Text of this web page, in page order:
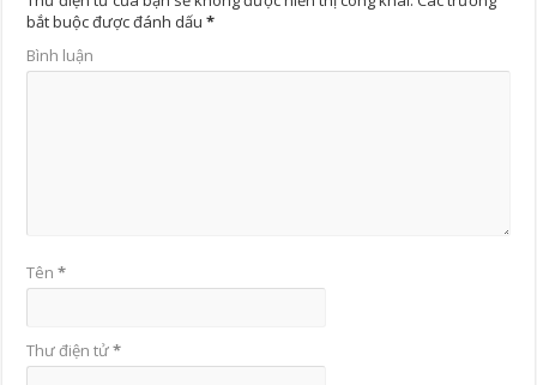
bắt buộc được đánh dấu*
Bình luận
Tên*
Thư điện tử*